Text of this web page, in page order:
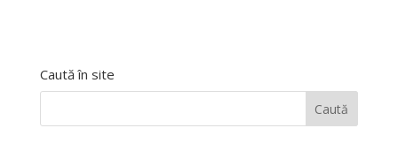
Caută în site